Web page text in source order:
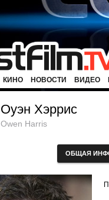
КИНО НОВОСТИ ВИДЕО
Оуэн Хэррис
Owen Harris
ОБЩАЯ